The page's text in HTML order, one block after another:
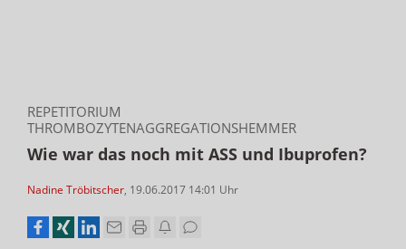
REPETITORIUM
THROMBOZYTENAGGREGATIONSHEMMER
Wie war das noch mit ASS und Ibuprofen?
Nadine Tröbitscher, 19.06.2017 14:01 Uhr